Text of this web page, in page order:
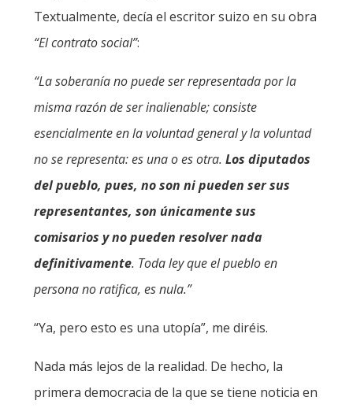
Textualmente, decía el escritor suizo en su obra
“El contrato social”:
“La soberanía no puede ser representada por la
misma razón de ser inalienable; consiste
esencialmente en la voluntad general y la voluntad
no se representa: es una o es otra. Los diputados
del pueblo, pues, no son ni pueden ser sus
representantes, son únicamente sus
comisarios y no pueden resolver nada
definitivamente. Toda ley que el pueblo en
persona no ratifica, es nula.”
“Ya, pero esto es una utopía”, me diréis.
Nada más lejos de la realidad. De hecho, la
primera democracia de la que se tiene noticia en